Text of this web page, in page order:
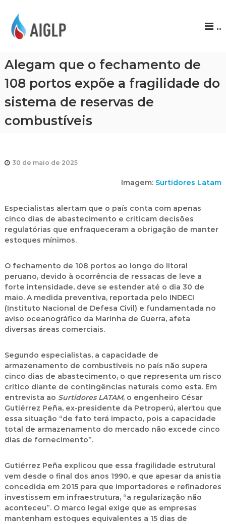
P
..
Alegam que o fechamento de
108 portos expõe a fragilidade do
sistema de reservas de
combustíveis
30 de maio de 2025
Imagem: Surtidores Latam
Especialistas alertam que o país conta com apenas
cinco dias de abastecimento e criticam decisões
regulatórias que enfraqueceram a obrigação de manter
estoques mínimos.
O fechamento de 108 portos ao longo do litoral
peruano, devido à ocorrência de ressacas de leve a
forte intensidade, deve se estender até o dia 30 de
maio. A medida preventiva, reportada pelo INDECI
(Instituto Nacional de Defesa Civil) e fundamentada no
aviso oceanográfico da Marinha de Guerra, afeta
diversas áreas comerciais.
Segundo especialistas, a capacidade de
armazenamento de combustíveis no país não supera
cinco dias de abastecimento, o que representa um risco
crítico diante de contingências naturais como esta. Em
entrevista ao Surtidores LATAM, o engenheiro César
Gutiérrez Peña, ex-presidente da Petroperú, alertou que
essa situação “de fato terá impacto, pois a capacidade
total de armazenamento do mercado não excede cinco
dias de fornecimento”.
Gutiérrez Peña explicou que essa fragilidade estrutural
vem desde o final dos anos 1990, e que apesar da anistia
concedida em 2015 para que importadores e refinadores
investissem em infraestrutura, “a regularização não
aconteceu”. O marco legal exige que as empresas
mantenham estoques equivalentes a 15 dias de